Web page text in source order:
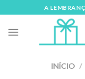
to
content
A
INÍCIO /